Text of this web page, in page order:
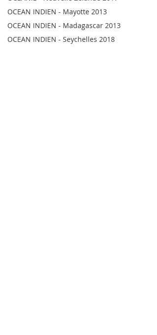
OCEAN INDIEN - Mayotte 2013
OCEAN INDIEN - Madagascar 2013
OCEAN INDIEN - Seychelles 2018